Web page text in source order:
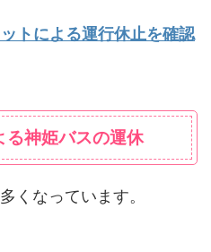
トによる運行休止を確認
る神姫バスの運休
くなっています。